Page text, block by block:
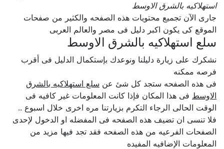
استهلاكيه بالشرق الاوسط
جارى الآن تجميع محتويات هذه الصفحه والكثير من صفحات
الموقع كى يكون اكبر دليل فى مصر والعالم العربى
سلع استهلاكيه بالشرق الاوسط
نشكرك على زيارة دليلنا ونوعدك بإستكمال الدليل فى أقرب
فرصه ممكنه
فى هذه الصفحه ستجد كل شئ عنسلع استهلاكيه بالشرق
الاوسطفى هذا المكان فإذا كانت المعلومات غير كافيه فى
الوقت الحالى الرجاء التكرم بزيارتنا مره اخرى خلال اسبوع ..
فلا تنسى ان تضيف هذه الصفحه فى المفضله او الدخول لإحدى
الصفحات الفرعيه من هذه الصفحه فقد تجد فيها مزيد من
المعلومات الإضافيه المفيده